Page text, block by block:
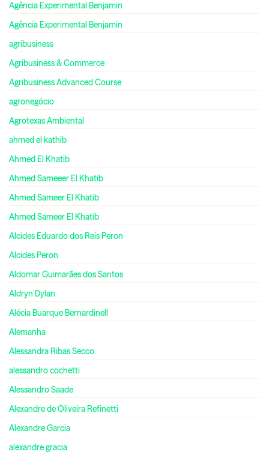
Agência Experimental Benjamin
Agência Experimental Benjamin
agribusiness
Agribusiness & Commerce
Agribusiness Advanced Course
agronegócio
Agrotexas Ambiental
ahmed el kathib
Ahmed El Khatib
Ahmed Sameeer El Khatib
Ahmed Sameer El Khatib
Ahmed Sameer El Khatib
Alcides Eduardo dos Reis Peron
Alcides Peron
Aldomar Guimarães dos Santos
Aldryn Dylan
Alécia Buarque Bernardinell
Alemanha
Alessandra Ribas Secco
alessandro cochetti
Alessandro Saade
Alexandre de Oliveira Refinetti
Alexandre Garcia
alexandre gracia